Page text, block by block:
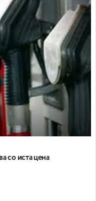
со иста цена